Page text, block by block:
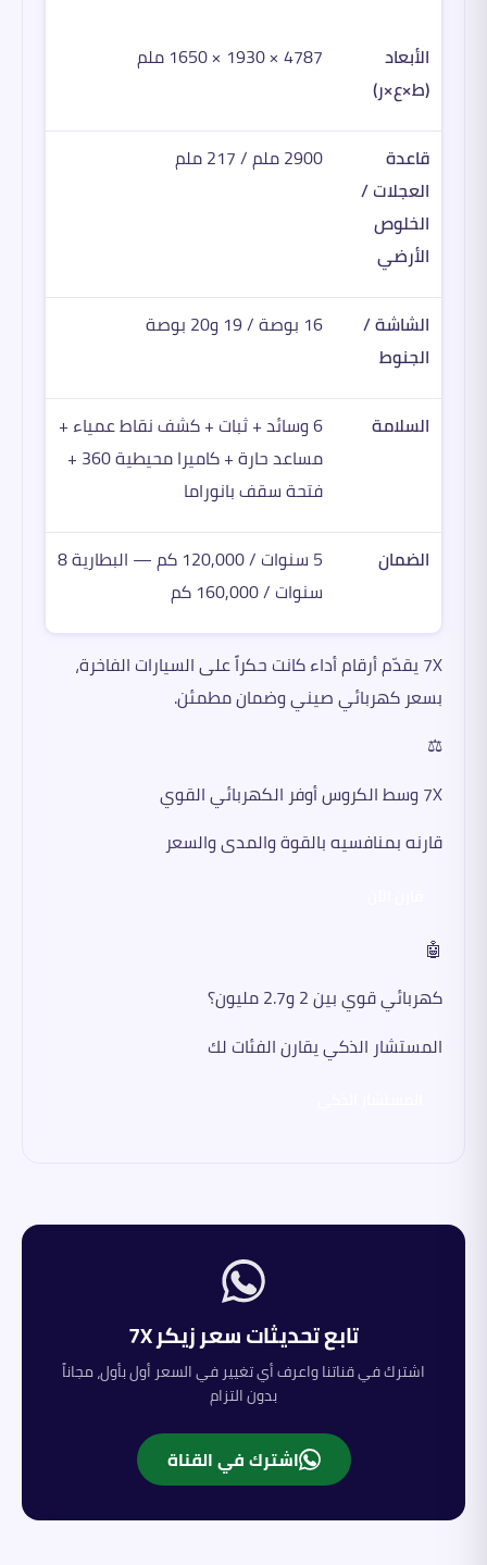
الأبعاد
(ط×ع×ر)
4787 × 1930 × 1650 ملم
قاعدة
العجلات /
الخلوص
الأرضي
2900 ملم / 217 ملم
الشاشة /
الجنوط
16 بوصة / 19 و20 بوصة
السلامة
6 وسائد + ثبات + كشف نقاط عمياء +
مساعد حارة + كاميرا محيطية 360 +
فتحة سقف بانوراما
الضمان
5 سنوات / 120,000 كم — البطارية 8
سنوات / 160,000 كم
7X يقدّم أرقام أداء كانت حكراً على السيارات الفاخرة،
بسعر كهربائي صيني وضمان مطمئن.
⚖️
7X وسط الكروس أوفر الكهربائي القوي
قارنه بمنافسيه بالقوة والمدى والسعر
🤖
كهربائي قوي بين 2 و2.7 مليون؟
المستشار الذكي يقارن الفئات لك
تابع تحديثات سعرزيكر7X
اشترك في قناتنا واعرف أي تغيير في السعر أول بأول، مجاناً
بدون التزام
اشترك في القناة